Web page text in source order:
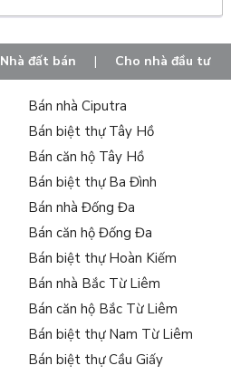
Nhà đất bán | Cho nhà đầu tư
Bán nhà Ciputra
Bán biệt thự Tây Hồ
Bán căn hộ Tây Hồ
Bán biệt thự Ba Đình
Bán nhà Đống Đa
Bán căn hộ Đống Đa
Bán biệt thự Hoàn Kiếm
Bán nhà Bắc Từ Liêm
Bán căn hộ Bắc Từ Liêm
Bán biệt thự Nam Từ Liêm
Bán biệt thự Cầu Giấy